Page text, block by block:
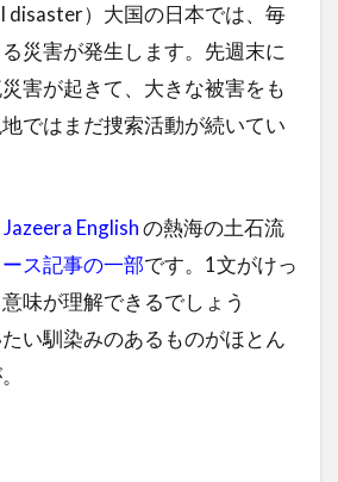
disaster）大国の日本では、毎
災害が発生します。先週末に
害が起きて、大きな被害をも
ではまだ捜索活動が続いてい
Englishの熱海の土石流
ス記事の一部です。1文がけっ
味が理解できるでしょう
い馴染みのあるものがほとん